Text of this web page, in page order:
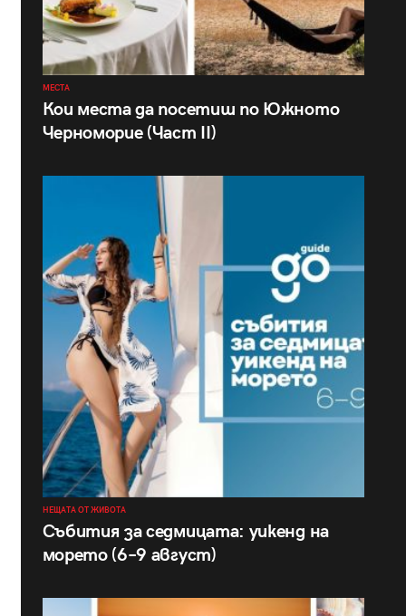
МЕСТА
Кои места да посетиш по Южното
Черноморие (Част II)
НЕЩАТА ОТ ЖИВОТА
Събития за седмицата: уикенд на
морето (6–9 август)